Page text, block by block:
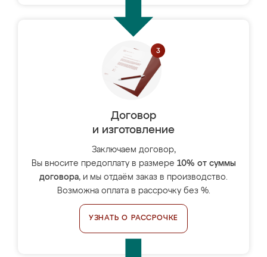
Договор
и изготовление
Заключаем договор,
Вы вносите предоплату в размере 10% от суммы
договора, и мы отдаём заказ в производство.
Возможна оплата в рассрочку без %.
УЗНАТЬ О РАССРОЧКЕ